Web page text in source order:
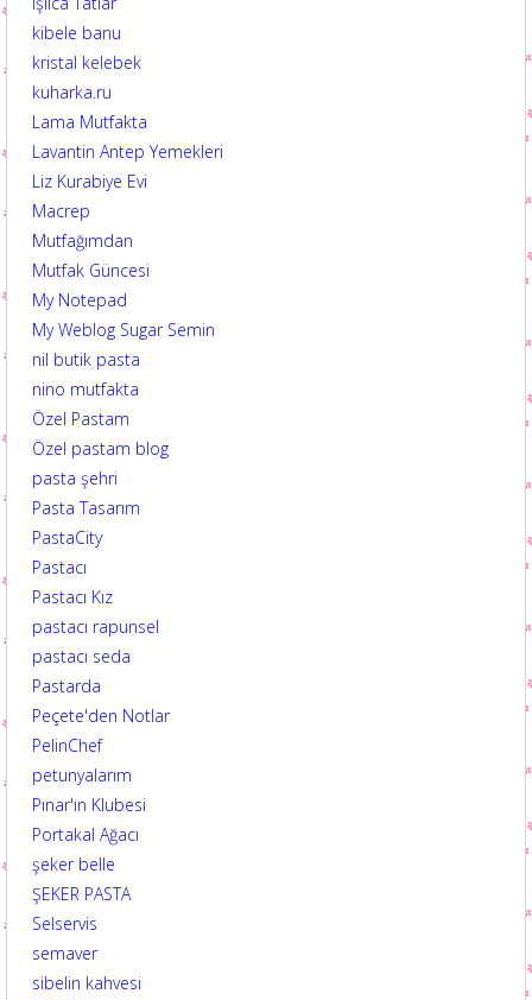
kibele banu
kristal kelebek
kuharka.ru
Lama Mutfakta
Lavantin Antep Yemekleri
Liz Kurabiye Evi
Macrep
Mutfağımdan
Mutfak Güncesi
My Notepad
My Weblog Sugar Semin
nil butik pasta
nino mutfakta
Özel Pastam
Özel pastam blog
pasta şehri
Pasta Tasarım
PastaCity
Pastacı
Pastacı Kız
pastacı rapunsel
pastacı seda
Pastarda
Peçete'den Notlar
PelinChef
petunyalarım
Pınar'ın Klubesi
Portakal Ağacı
şeker belle
ŞEKER PASTA
Selservis
semaver
sibelin kahvesi